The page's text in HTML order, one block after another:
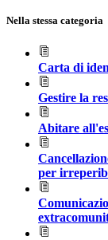
Nella stessa categoria
Carta di
Gestire la
Abitare
per